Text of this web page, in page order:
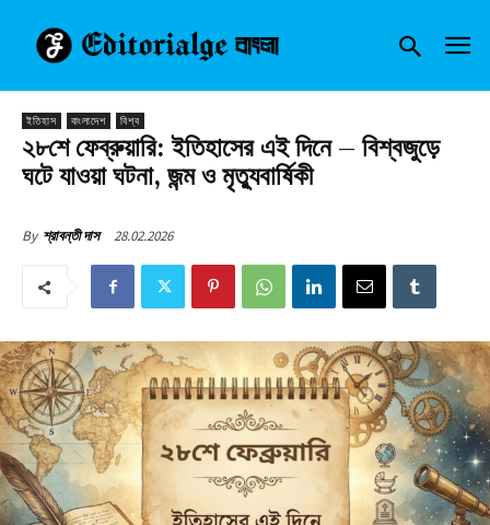
ইতিহাস বাংলাদেশ বিশ্ব
২৮শে ফেব্রুয়ারি: ইতিহাসের এই দিনে – বিশ্বজুড়ে
ঘটে যাওয়া ঘটনা, জন্ম ও মৃত্যুবার্ষিকী
By শ্রাবন্তী দাস 28.02.2026